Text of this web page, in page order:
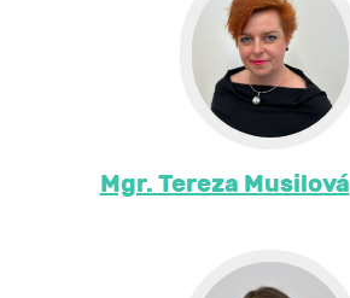
Mgr. Tereza Musilová